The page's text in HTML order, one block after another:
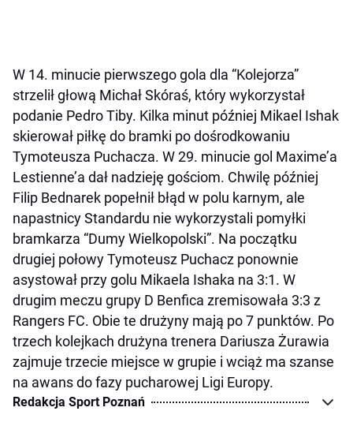
W 14. minucie pierwszego gola dla “Kolejorza”
strzelił głową Michał Skóraś, który wykorzystał
podanie Pedro Tiby. Kilka minut później Mikael Ishak
skierował piłkę do bramki po dośrodkowaniu
Tymoteusza Puchacza. W 29. minucie gol Maxime’a
Lestienne’a dał nadzieję gościom. Chwilę później
Filip Bednarek popełnił błąd w polu karnym, ale
napastnicy Standardu nie wykorzystali pomyłki
bramkarza “Dumy Wielkopolski”. Na początku
drugiej połowy Tymoteusz Puchacz ponownie
asystował przy golu Mikaela Ishaka na 3:1. W
drugim meczu grupy D Benfica zremisowała 3:3 z
Rangers FC. Obie te drużyny mają po 7 punktów. Po
trzech kolejkach drużyna trenera Dariusza Żurawia
zajmuje trzecie miejsce w grupie i wciąż ma szanse
na awans do fazy pucharowej Ligi Europy.
Redakcja Sport Poznań